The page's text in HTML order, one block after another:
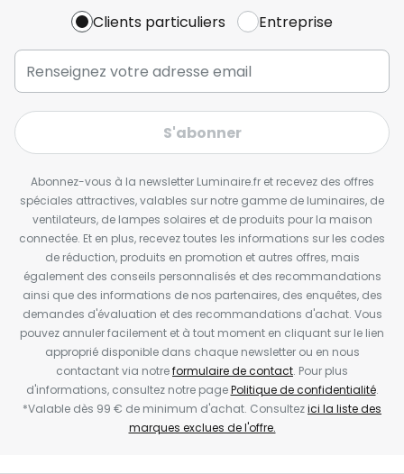
Clients particuliers Entreprise
S'abonner
Abonnez-vous à la newsletter Luminaire.fr et recevez des offres
spéciales attractives, valables sur notre gamme de luminaires, de
ventilateurs, de lampes solaires et de produits pour la maison
connectée. Et en plus, recevez toutes les informations sur les codes
de réduction, produits en promotion et autres offres, mais
également des conseils personnalisés et des recommandations
ainsi que des informations de nos partenaires, des enquêtes, des
demandes d'évaluation et des recommandations d'achat. Vous
pouvez annuler facilement et à tout moment en cliquant sur le lien
approprié disponible dans chaque newsletter ou en nous
contactant via notreformulaire de contact. Pour plus
d'informations, consultez notre pagePolitique de confidentialité.
*Valable dès 99 € de minimum d'achat. Consultezici la liste des
marques exclues de l'offre.